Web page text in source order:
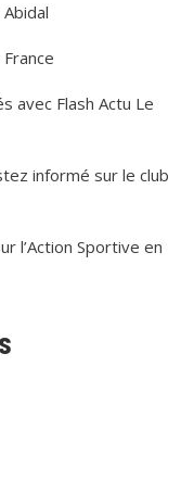
avec Flash Actu Le
informé sur le club
l’Action Sportive en